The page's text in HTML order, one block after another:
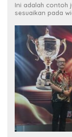
Ini adalah contoh
sesuaikan pada